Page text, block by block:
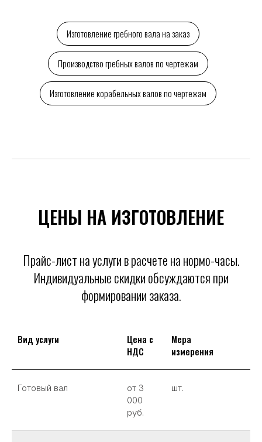
Изготовление гребного вала на заказ
Производство гребных валов по чертежам
Изготовление корабельных валов по чертежам
ЦЕНЫ НА ИЗГОТОВЛЕНИЕ
Прайс-лист на услуги в расчете на нормо-часы.
Индивидуальные скидки обсуждаются при
формировании заказа.
Вид услуги
Цена с
НДС
Мера
измерения
Готовый вал
от 3
000
руб.
шт.